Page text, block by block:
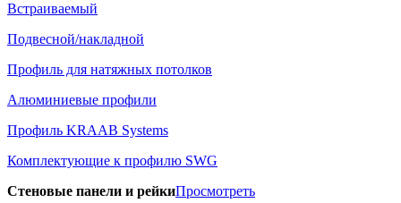
Встраиваемый
Подвесной/накладной
Профиль для натяжных потолков
Алюминиевые профили
Профиль KRAAB Systems
Комплектующие к профилю SWG
Стеновые панели и рейкиПросмотреть